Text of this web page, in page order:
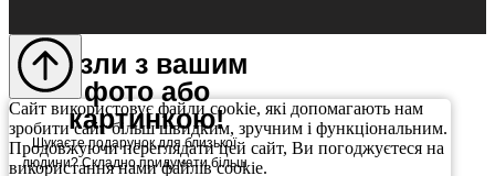
Пазли з вашим
фото або
картинкою!
Шукаєте подарунок для близької
людини? Складно придумати більш
Сайт використовує файли cookie, які допомагають нам
зробити сайт більш швидким, зручним і функціональним.
Продовжуючи переглядати цей сайт, Ви погоджуєтеся на
використання нами файлів cookie.